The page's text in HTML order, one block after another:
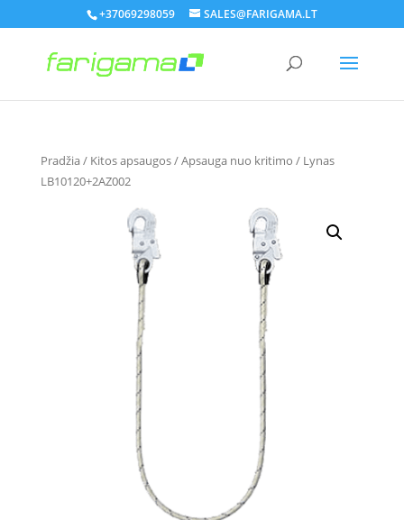
+37069298059 SALES@FARIGAMA.LT
Pradžia/ Kitos apsaugos/Apsauga nuo kritimo / Lynas
LB10120+2AZ002